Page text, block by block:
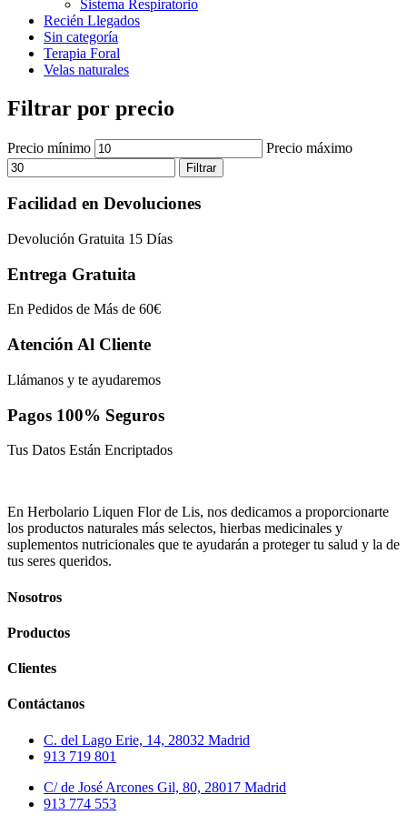
Sistema Respiratorio
Recién Llegados
Sin categoría
Terapia Foral
Velas naturales
Filtrar por precio
Precio mínimo Precio máximo
Filtrar
Facilidad en Devoluciones
Devolución Gratuita 15 Días
Entrega Gratuita
En Pedidos de Más de 60€
Atención Al Cliente
Llámanos y te ayudaremos
Pagos 100% Seguros
Tus Datos Están Encriptados
En Herbolario Liquen Flor de Lis, nos dedicamos a proporcionarte
los productos naturales más selectos, hierbas medicinales y
suplementos nutricionales que te ayudarán a proteger tu salud y la de
tus seres queridos.
Nosotros
Productos
Clientes
Contáctanos
C. del Lago Erie, 14, 28032 Madrid
913 719 801
C/ de José Arcones Gil, 80, 28017 Madrid
913 774 553